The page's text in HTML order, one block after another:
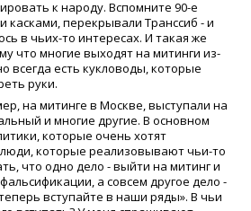
к народу. Вспомните 90-е
касками, перекрывали Транссиб - и
в чьих-то интересах. И такая же
что многие выходят на митинги из-
всегда есть кукловоды, которые
руки.
на митинге в Москве, выступали на
и многие другие. В основном
которые очень хотят
которые реализовывают чьи-то
что одно дело - выйти на митинг и
а совсем другое дело -
вступайте в наши ряды». В чьи